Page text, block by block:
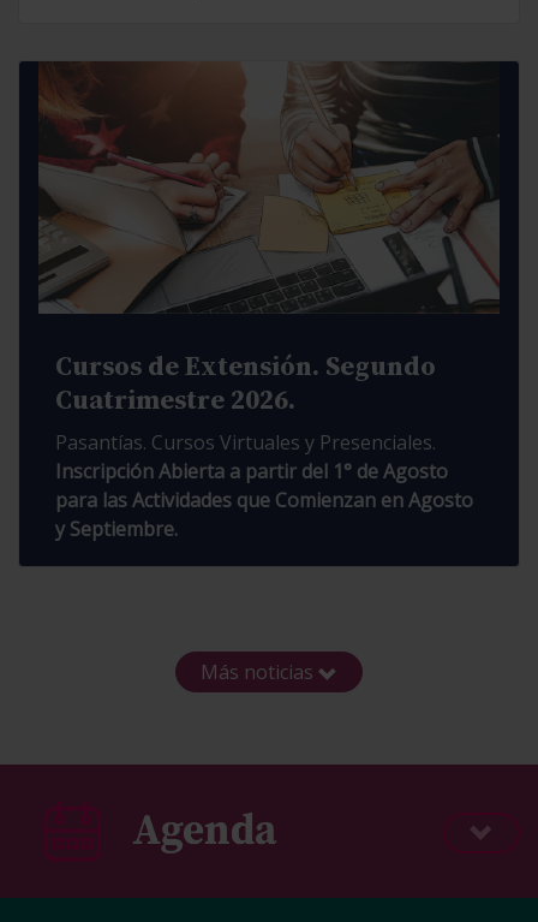
Cursos de Extensión. Segundo
Cuatrimestre 2026.
Pasantías. Cursos Virtuales y Presenciales.
Inscripción Abierta a partir del 1° de Agosto
para las Actividades que Comienzan en Agosto
y Septiembre.
Más noticias